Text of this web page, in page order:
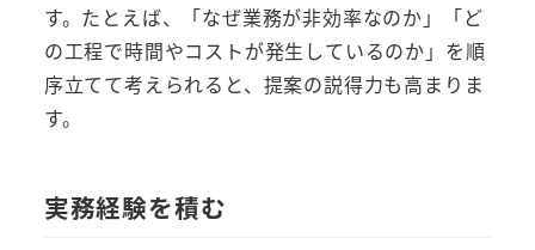
す。たとえば、「なぜ業務が非効率なのか」「ど
の工程で時間やコストが発生しているのか」を順
序立てて考えられると、提案の説得力も高まりま
す。
実務経験を積む